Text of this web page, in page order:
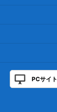
PCサイト